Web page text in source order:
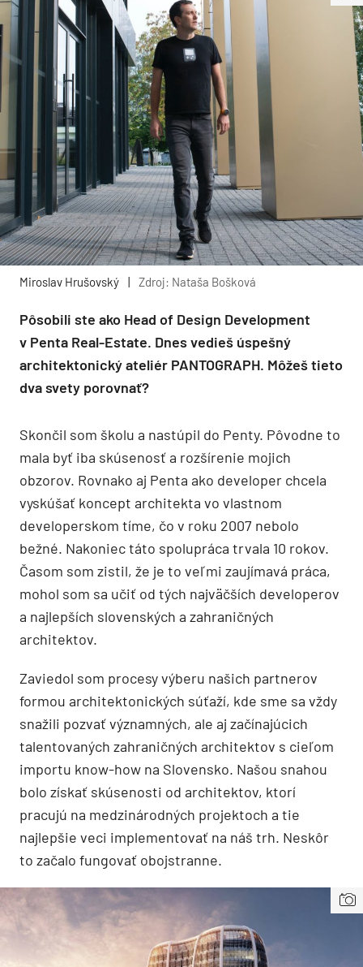
Miroslav Hrušovský | Zdroj: Nataša Bošková
Pôsobili ste ako Head of Design Development
v Penta Real-Estate. Dnes vedieš úspešný
architektonický ateliér PANTOGRAPH. Môžeš tieto
dva svety porovnať?
Skončil som školu a nastúpil do Penty. Pôvodne to
mala byť iba skúsenosť a rozšírenie mojich
obzorov. Rovnako aj Penta ako developer chcela
vyskúšať koncept architekta vo vlastnom
developerskom tíme, čo v roku 2007 nebolo
bežné. Nakoniec táto spolupráca trvala 10 rokov.
Časom som zistil, že je to veľmi zaujímavá práca,
mohol som sa učiť od tých najväčších developerov
a najlepších slovenských a zahraničných
architektov.
Zaviedol som procesy výberu našich partnerov
formou architektonických súťaží, kde sme sa vždy
snažili pozvať významných, ale aj začínajúcich
talentovaných zahraničných architektov s cieľom
importu know-how na Slovensko. Našou snahou
bolo získať skúsenosti od architektov, ktorí
pracujú na medzinárodných projektoch a tie
najlepšie veci implementovať na náš trh. Neskôr
to začalo fungovať obojstranne.